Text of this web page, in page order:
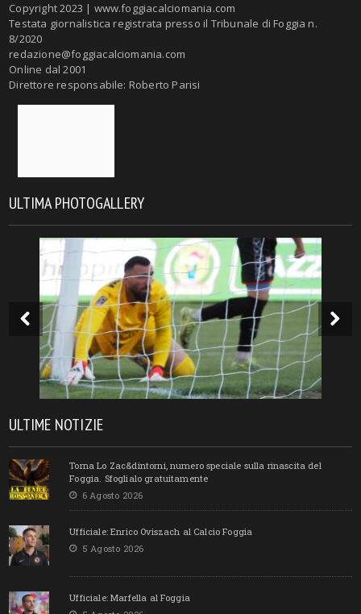
Copyright 2023 | www.foggiacalciomania.com
Testata giornalistica registrata presso il Tribunale di Foggia n.
8/2020
redazione@foggiacalciomania.com
Online dal 2001
Direttore responsabile: Roberto Parisi
ULTIMA PHOTOGALLERY
ULTIME NOTIZIE
Torna Lo Zac&dintorni, numero speciale sulla rinascita del
Foggia. Sfoglialo gratuitamente
6 Agosto 2026
Ufficiale: Enrico Oviszach al Calcio Foggia
5 Agosto 2026
Ufficiale: Marfella al Foggia